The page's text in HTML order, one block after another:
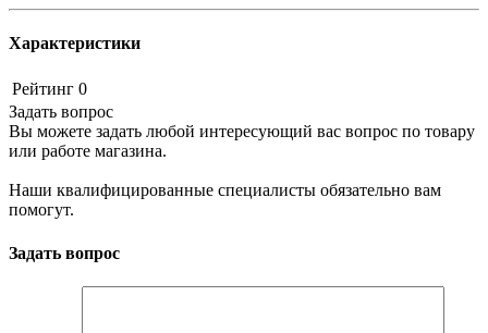
Характеристики
Рейтинг 0
Задать вопрос
Вы можете задать любой интересующий вас вопрос по товару
или работе магазина.
Наши квалифицированные специалисты обязательно вам
помогут.
Задать вопрос